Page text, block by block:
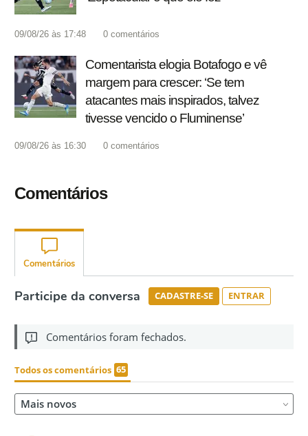
09/08/26 às 17:48 0 comentários
Comentarista elogia Botafogo e vê
margem para crescer: ‘Se tem
atacantes mais inspirados, talvez
tivesse vencido o Fluminense’
09/08/26 às 16:30 0 comentários
Comentários